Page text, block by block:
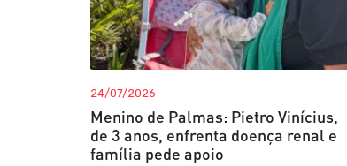
24/07/2026
Menino de Palmas: Pietro Vinícius,
de 3 anos, enfrenta doença renal e
família pede apoio